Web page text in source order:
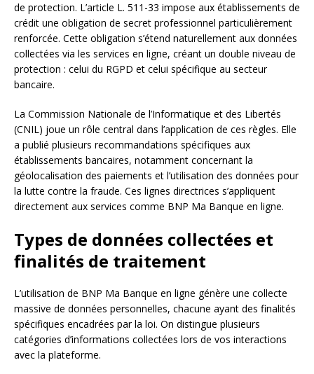
de protection. L’article L. 511-33 impose aux établissements de
crédit une obligation de secret professionnel particulièrement
renforcée. Cette obligation s’étend naturellement aux données
collectées via les services en ligne, créant un double niveau de
protection : celui du RGPD et celui spécifique au secteur
bancaire.
La Commission Nationale de l’Informatique et des Libertés
(CNIL) joue un rôle central dans l’application de ces règles. Elle
a publié plusieurs recommandations spécifiques aux
établissements bancaires, notamment concernant la
géolocalisation des paiements et l’utilisation des données pour
la lutte contre la fraude. Ces lignes directrices s’appliquent
directement aux services comme BNP Ma Banque en ligne.
Types de données collectées et
finalités de traitement
L’utilisation de BNP Ma Banque en ligne génère une collecte
massive de données personnelles, chacune ayant des finalités
spécifiques encadrées par la loi. On distingue plusieurs
catégories d’informations collectées lors de vos interactions
avec la plateforme.